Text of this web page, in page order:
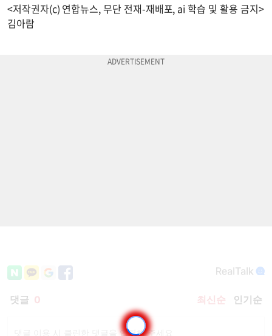
<저작권자(c) 연합뉴스, 무단 전재-재배포, ai 학습 및 활용 금지>
김아람